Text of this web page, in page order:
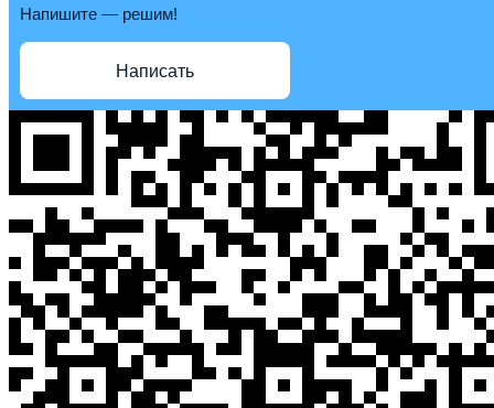
Напишите — решим!
Написать